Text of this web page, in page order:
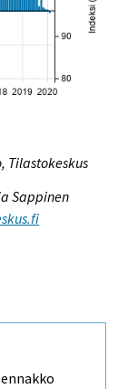
Tilastokeskus
Sappinen